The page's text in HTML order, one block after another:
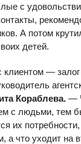
с
А потом
детей.
— залог
Кораблева. —
с людьми, тем
их потребности,
а что уходит на